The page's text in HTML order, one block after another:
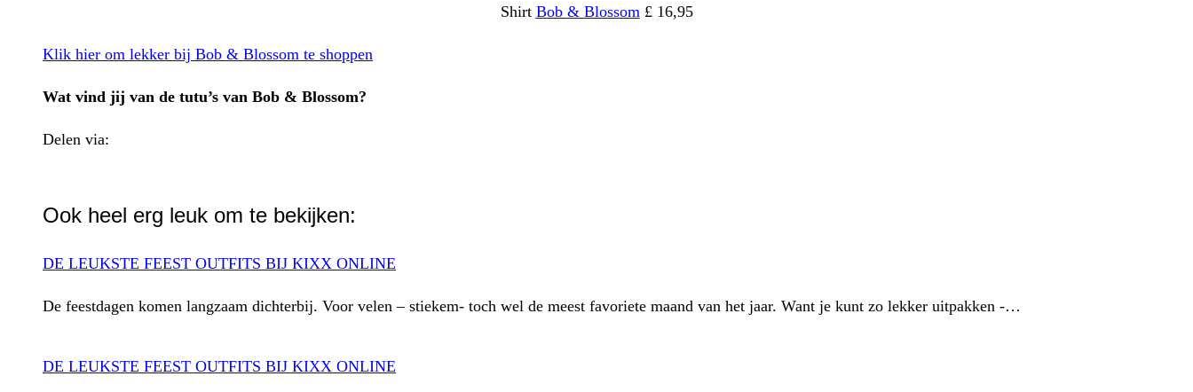
Shirt Bob & Blossom £ 16,95
Klik hier om lekker bij Bob & Blossom te shoppen
Wat vind jij van de tutu’s van Bob & Blossom?
Delen via:
Ook heel erg leuk om te bekijken:
DE LEUKSTE FEEST OUTFITS BIJ KIXX ONLINE
De feestdagen komen langzaam dichterbij. Voor velen – stiekem- toch wel de meest favoriete maand van het jaar. Want je kunt zo lekker uitpakken -…
DE LEUKSTE FEEST OUTFITS BIJ KIXX ONLINE